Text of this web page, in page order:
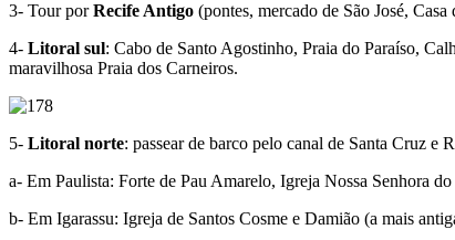
3- Tour porRecife Antigo (pontes, mercado de São José,
4- Litoral sul: Cabo de Santo Agostinho, Praia do Paraíso,
maravilhosa Praia dos Carneiros.
5- Litoral norte: passear de barco pelo canal de Santa Cruz e
a- Em Paulista: Forte de Pau Amarelo, Igreja Nossa Senhora
b- Em Igarassu: Igreja de Santos Cosme e Damião (a mais